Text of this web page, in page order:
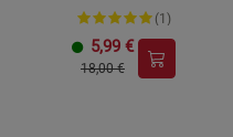
(1)
5,99 €
18,00 €